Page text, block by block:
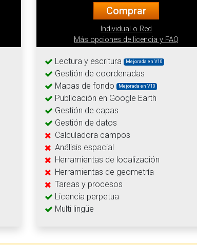
Comprar
Individual o Red
Más opciones de licencia y FAQ
Lectura y escritura Mejorada en V10
Gestión de coordenadas
Mapas de fondo
Mejorada en V10
Publicación en Google Earth
Gestión de capas
Gestión de datos
Calculadora campos
Análisis espacial
Herramientas de localización
Herramientas de geometría
Tareas y procesos
Licencia perpetua
Multi lingüe